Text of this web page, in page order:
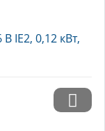
IE2, 0,12 кВт,